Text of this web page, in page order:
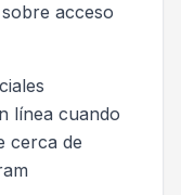
acceso
línea cuando
cerca de